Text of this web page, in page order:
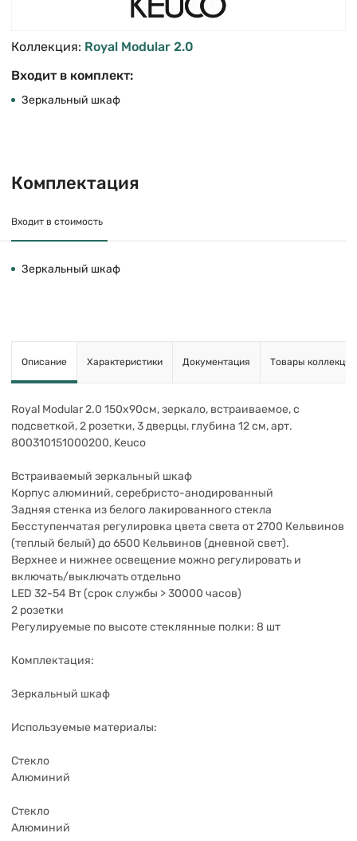
Коллекция: Royal Modular 2.0
Входит в комплект:
Зеркальный шкаф
Комплектация
Входит в стоимость
Зеркальный шкаф
Описание Характеристики Документация Товары коллекции
Royal Modular 2.0 150х90см, зеркало, встраиваемое, с
подсветкой, 2 розетки, 3 дверцы, глубина 12 см, арт.
800310151000200, Keuco
Встраиваемый зеркальный шкаф
Корпус алюминий, серебристо-анодированный
Задняя стенка из белого лакированного стекла
Бесступенчатая регулировка цвета света от 2700 Кельвинов
(теплый белый) до 6500 Кельвинов (дневной свет).
Верхнее и нижнее освещение можно регулировать и
включать/выключать отдельно
LED 32-54 Вт (срок службы > 30000 часов)
2 розетки
Регулируемые по высоте стеклянные полки: 8 шт
Комплектация:
Зеркальный шкаф
Используемые материалы:
Стекло
Алюминий
Стекло
Алюминий